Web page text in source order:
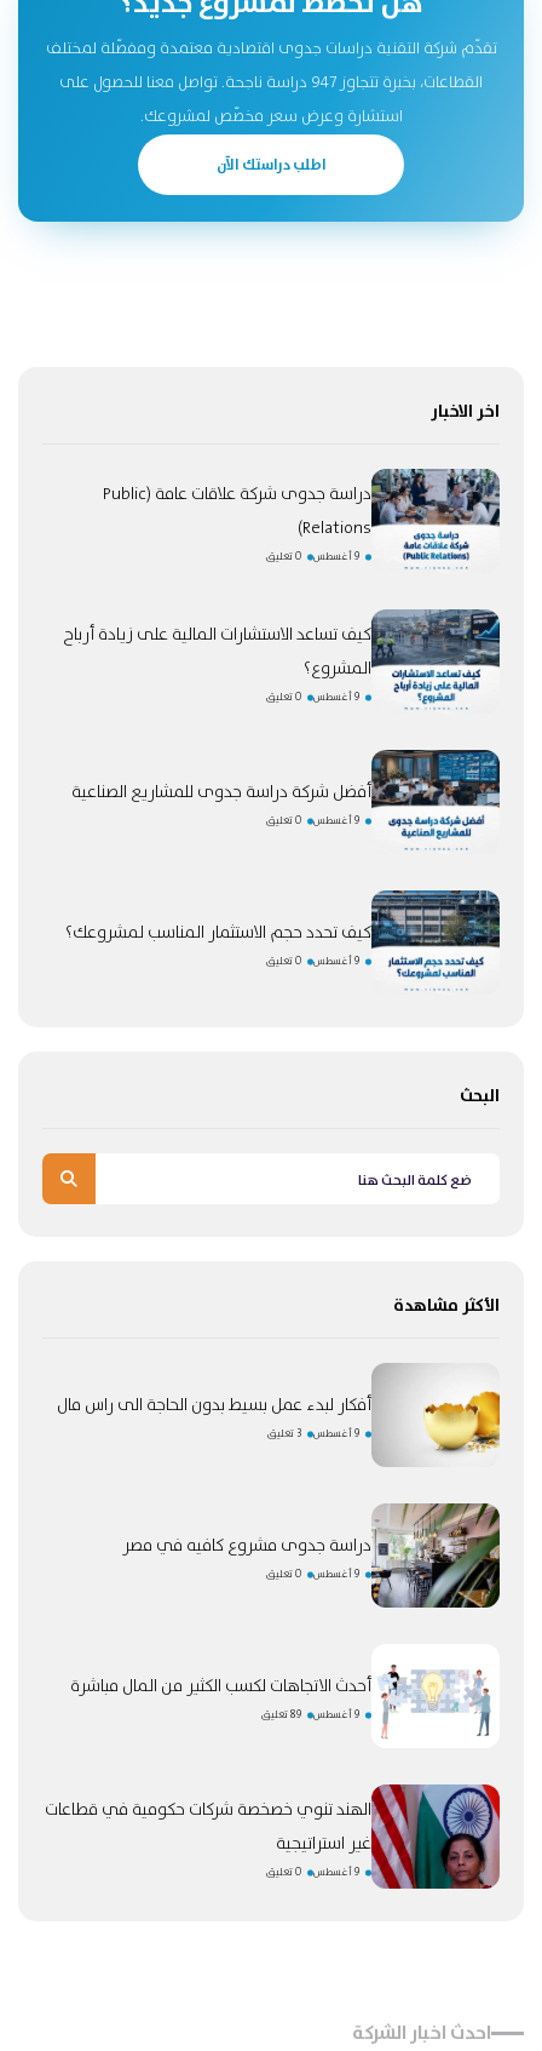
تقدّم شركة التقنية دراسات جدوى اقتصادية معتمدة ومفصّلة لمختلف
القطاعات، بخبرة تتجاوز 947 دراسة ناجحة. تواصل معنا للحصول على
استشارة وعرض سعر مخصّص لمشروعك.
اطلب دراستك الآن
اخر الاخبار
دراسة جدوى شركة علاقات عامة (Public
Relations)
9 أغسطس 0 تعليق
كيف تساعد الاستشارات المالية على زيادة أرباح
المشروع؟
9 أغسطس 0 تعليق
أفضل شركة دراسة جدوى للمشاريع الصناعية
9 أغسطس 0 تعليق
كيف تحدد حجم الاستثمار المناسب لمشروعك؟
9 أغسطس 0 تعليق
البحث
الأكثر مشاهدة
أفكار لبدء عمل بسيط بدون الحاجة الى راس مال
9 أغسطس 3 تعليق
دراسة جدوى مشروع كافيه في مصر
9 أغسطس 0 تعليق
أحدث الاتجاهات لكسب الكثير من المال مباشرة
9 أغسطس 89 تعليق
الهند تنوي خصخصة شركات حكومية في قطاعات
غير استراتيجية
9 أغسطس 0 تعليق
احدث اخبار الشركة